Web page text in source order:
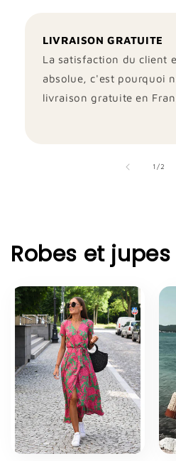
LIVRAISON GRATUITE
La satisfaction du client
absolue, c'est pourquoi
livraison gratuite en
1 /de2
Robes et jupes